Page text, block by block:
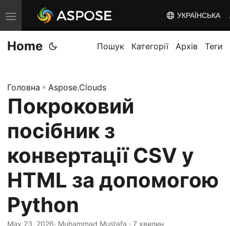
T
o
g
e
n
v
g
a
t
i
o
УКРАЇНСЬКА
Home Пошук Категорії Архів Теги
Головна » Aspose.Clouds
Покроковий
посібник з
конвертації CSV у
HTML за допомогою
Python
May 23, 2026· Muhammad Mustafa · 7 хвилин